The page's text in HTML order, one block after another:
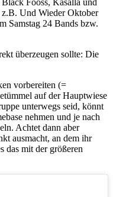
Fööss, Kasalla und
Und Wieder Oktober
Samstag 24 Bands bzw.
überzeugen sollte: Die
vorbereiten (=
auf der Hauptwiese
unterwegs seid, könnt
nehmen und je nach
Achtet dann aber
ausmacht, an dem ihr
das mit der größeren